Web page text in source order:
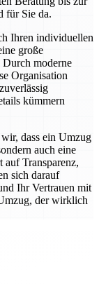
für Sie da.
Ihren individuellen
große
Durch moderne
Organisation
kümmern
dass ein Umzug
auch eine
auf Transparenz,
sich darauf
Ihr Vertrauen mit
der wirklich